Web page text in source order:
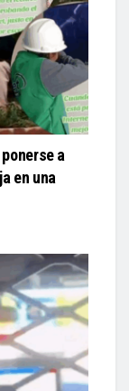
a
en una